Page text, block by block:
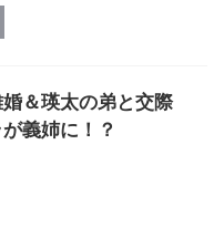
＆瑛太の弟と交際
義姉に！？